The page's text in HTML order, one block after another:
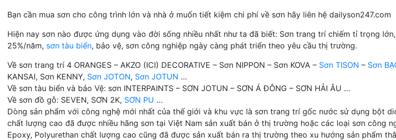
Bạn cần mua sơn cho công trình lớn và nhà ở muốn tiết kiệm chi phí về sơn hãy liên hệ dailyson247.com
Hiện nay sơn nào được ứng dụng vào đời sống nhiều nhất như ta đã biết: Sơn trang trí chiếm tỉ trọng
25%/năm, sơn tàu biển, bảo vệ, sơn công nghiệp ngày càng phát triển theo yêu cầu thị trường.
Về sơn trang trí 4 ORANGES – AKZO (ICI) DECORATIVE – Sơn NIPPON – Sơn KOVA – Sơn TISON – Sơn
KANSAI, Sơn KENNY, Sơn JOTON, Sơn JOTUN …
Về sơn tàu biển và bảo Vệ: sơn INTERPAINTS – SƠN JOTUN – SƠN Á ĐÔNG – SƠN HẢI ÂU …
Về sơn đồ gỗ: SEVEN, SƠN 2K, SƠN PU …
Dòng sản phẩm với công nghệ mới nhất của thế giới và khu vực là sơn trang trí gốc nước sử dụng bột
chất lượng cao đã được nhiều hãng sơn tại Việt Nam sản xuất bán ở thị trường hoặc các loại sơn công
Epoxy, Polyurethan chất lượng cao cũng đã được sản xuất bán ra thị trường theo xu hướng sản phẩm